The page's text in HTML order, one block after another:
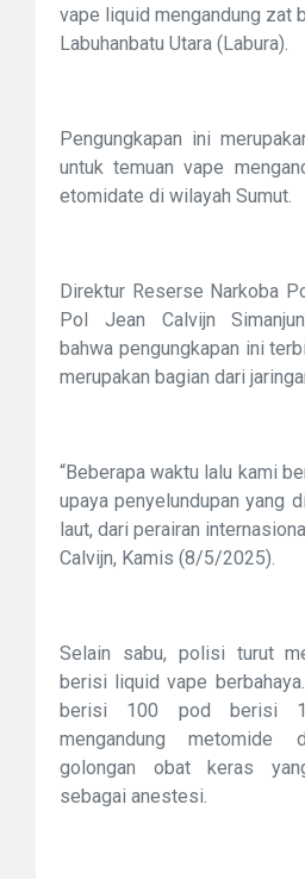
vape liquid mengandung zat
Labuhanbatu Utara (Labura).
Pengungkapan ini
untuk temuan vape
etomidate di wilayah Sumut.
Direktur Reserse Narkoba
Pol Jean Calvijn
bahwa pengungkapan ini
merupakan bagian dari
“Beberapa waktu lalu kami
upaya penyelundupan yang
laut, dari perairan
Calvijn, Kamis (8/5/2025).
Selain sabu, polisi turut
berisi liquid vape
berisi 100 pod berisi
mengandung metomide
golongan obat keras
sebagai anestesi.